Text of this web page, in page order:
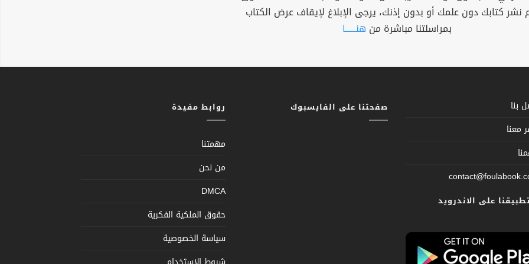
نشر كتابك دون علمك أو بدون إذنك، يرجى الإبلاغ لإيقاف عرض الكتاب
بمراسلتنا مباشرة من هنــــــا
بنا
معنا
على الاندرويد
صفحتنا على الفايسبوك روابط مفيدة
مهمتنا
من نحن
DMCA
حقوق الملكية الفكرية
سياسة الخصوصية